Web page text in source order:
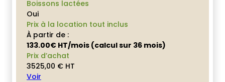
Boissons lactées
Oui
Prix à la location tout inclus
À partir de :
133.00€ HT/mois (calcul sur 36 mois)
Prix d’achat
3525,00 € HT
Voir